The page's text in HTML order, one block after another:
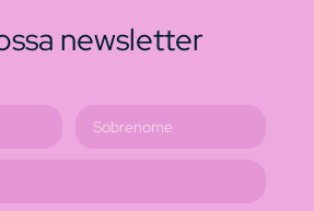
newsletter